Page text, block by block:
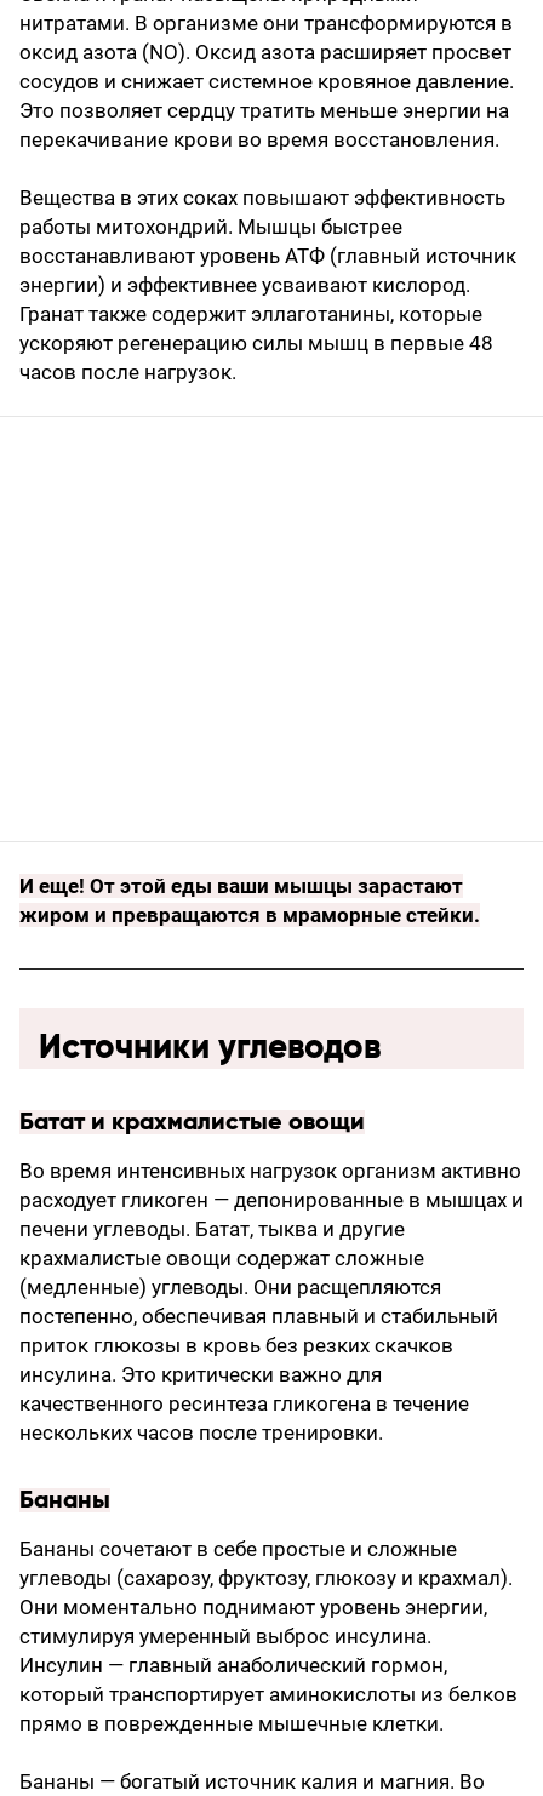
нитратами. В организме они трансформируются в
оксид азота (NO). Оксид азота расширяет просвет
сосудов и снижает системное кровяное давление.
Это позволяет сердцу тратить меньше энергии на
перекачивание крови во время восстановления.
Вещества в этих соках повышают эффективность
работы митохондрий. Мышцы быстрее
восстанавливают уровень АТФ (главный источник
энергии) и эффективнее усваивают кислород.
Гранат также содержит эллаготанины, которые
ускоряют регенерацию силы мышц в первые 48
часов после нагрузок.
И еще! От этой еды ваши мышцы зарастают
жиром и превращаются в мраморные стейки.
Источники углеводов
Батат и крахмалистые овощи
Во время интенсивных нагрузок организм активно
расходует гликоген — депонированные в мышцах и
печени углеводы. Батат, тыква и другие
крахмалистые овощи содержат сложные
(медленные) углеводы. Они расщепляются
постепенно, обеспечивая плавный и стабильный
приток глюкозы в кровь без резких скачков
инсулина. Это критически важно для
качественного ресинтеза гликогена в течение
нескольких часов после тренировки.
Бананы
Бананы сочетают в себе простые и сложные
углеводы (сахарозу, фруктозу, глюкозу и крахмал).
Они моментально поднимают уровень энергии,
стимулируя умеренный выброс инсулина.
Инсулин — главный анаболический гормон,
который транспортирует аминокислоты из белков
прямо в поврежденные мышечные клетки.
Бананы — богатый источник калия и магния. Во